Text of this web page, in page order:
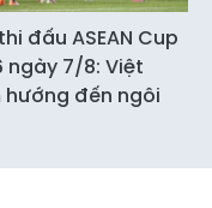
đấu ASEAN Cup
ngày 7/8: Việt
hướng đến ngôi